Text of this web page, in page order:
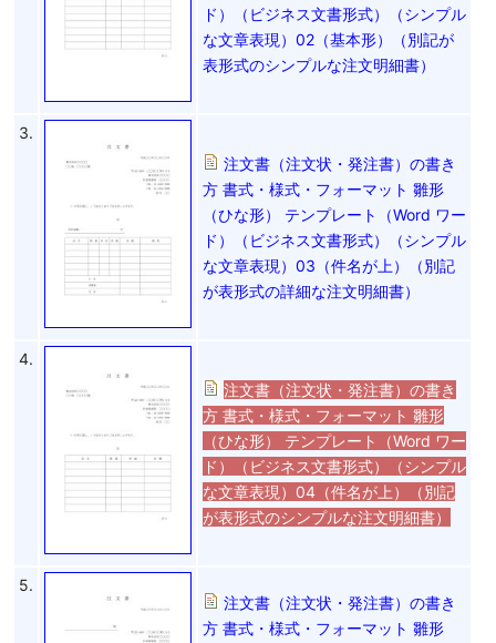
ド）（ビジネス文書形式）（シンプル
な文章表現）02（基本形）（別記が
表形式のシンプルな注文明細書）
3.
注文書（注文状・発注書）の書き
方 書式・様式・フォーマット 雛形
（ひな形） テンプレート（Word ワー
ド）（ビジネス文書形式）（シンプル
な文章表現）03（件名が上）（別記
が表形式の詳細な注文明細書）
4.
注文書（注文状・発注書）の書き
方 書式・様式・フォーマット 雛形
（ひな形） テンプレート（Word ワー
ド）（ビジネス文書形式）（シンプル
な文章表現）04（件名が上）（別記
が表形式のシンプルな注文明細書）
5.
注文書（注文状・発注書）の書き
方 書式・様式・フォーマット 雛形